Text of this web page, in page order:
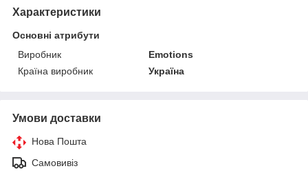
Характеристики
Основні атрибути
Виробник
Emotions
Країна виробник
Україна
Умови доставки
Нова Пошта
Самовивіз